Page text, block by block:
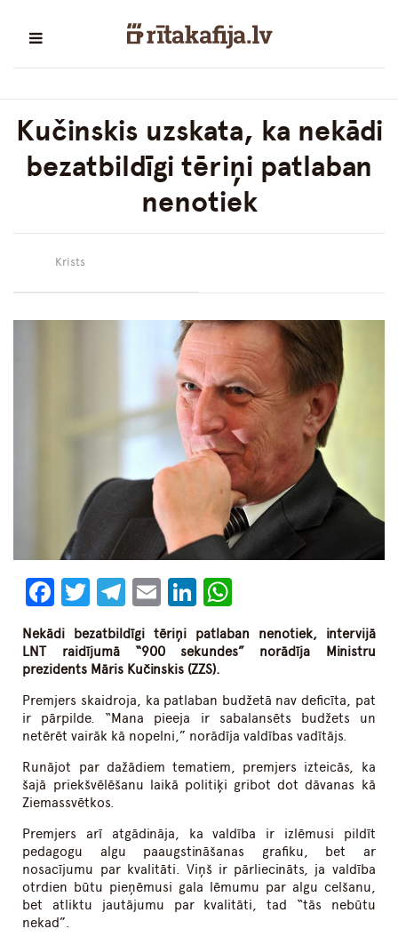
Kučinskis uzskata, ka nekādi
bezatbildīgi tēriņi patlaban
nenotiek
Krists
Facebook
Twitter
Telegram
EmailLinkedIn
Nekādi bezatbildīgi tēriņi patlaban nenotiek, intervijā
LNT raidījumā “900 sekundes” norādīja Ministru
prezidents Māris Kučinskis (ZZS).
Premjers skaidroja, ka patlaban budžetā nav deficīta, pat
ir pārpilde. “Mana pieeja ir sabalansēts budžets un
netērēt vairāk kā nopelni,” norādīja valdības vadītājs.
Runājot par dažādiem tematiem, premjers izteicās, ka
šajā priekšvēlēšanu laikā politiķi gribot dot dāvanas kā
Ziemassvētkos.
Premjers arī atgādināja, ka valdība ir izlēmusi pildīt
pedagogu algu paaugstināšanas grafiku, bet ar
nosacījumu par kvalitāti. Viņš ir pārliecināts, ja valdība
otrdien būtu pieņēmusi gala lēmumu par algu celšanu,
bet atliktu jautājumu par kvalitāti, tad “tās nebūtu
nekad”.